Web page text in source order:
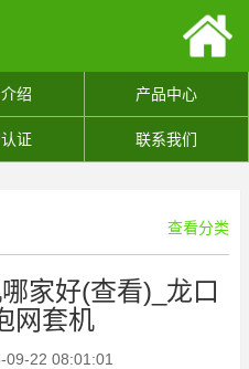
绍 产品中心
证 联系我们
查看分类
家好(查看)_龙口
网套机
09-22 08:01:01